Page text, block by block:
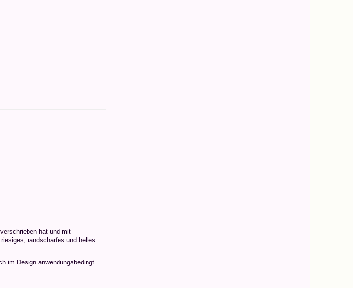
hat und mit
randscharfes und helles
im Design anwendungsbedingt